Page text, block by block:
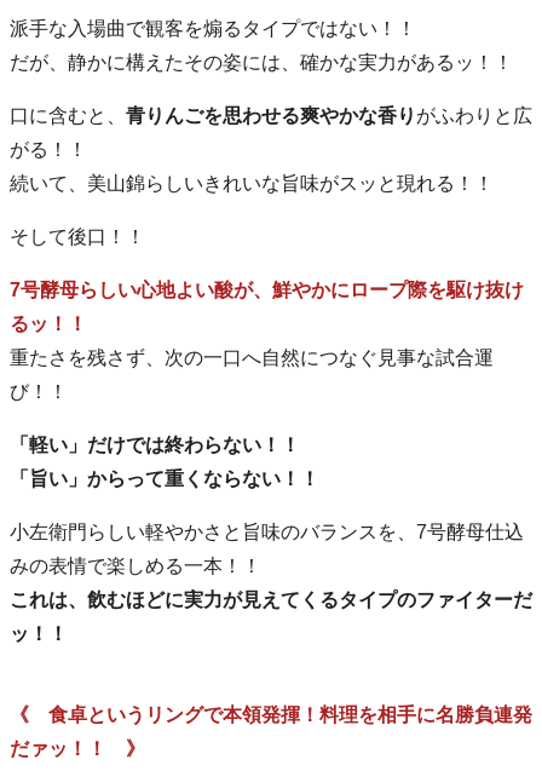
派手な入場曲で観客を煽るタイプではない！！
だが、静かに構えたその姿には、確かな実力があるッ！！
口に含むと、 青りんごを思わせる爽やかな香り がふわりと広
がる！！
続いて、美山錦らしいきれいな旨味がスッと現れる！！
そして後口！！
7号酵母らしい心地よい酸が、鮮やかにロープ際を駆け抜け
るッ！！
重たさを残さず、次の一口へ自然につなぐ見事な試合運
び！！
「軽い」だけでは終わらない！！
「旨い」からって重くならない！！
小左衛門らしい軽やかさと旨味のバランスを、7号酵母仕込
みの表情で楽しめる一本！！
これは、飲むほどに実力が見えてくるタイプのファイターだ
ッ！！
《 食卓というリングで本領発揮！料理を相手に名勝負連発
だァッ！！ 》